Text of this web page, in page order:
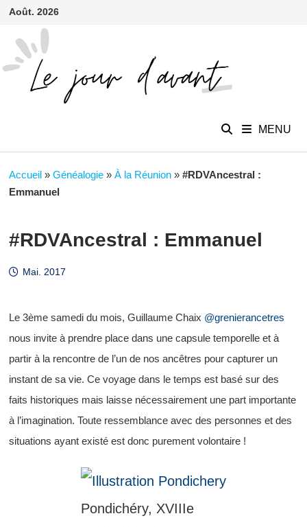
Passer
contenu
Août. 2026
MENU
Accueil» Généalogie» À la Réunion» #RDVAncestral :
Emmanuel
#RDVAncestral : Emmanuel
Mai. 2017
Le 3ème samedi du mois, Guillaume Chaix @grenierancetres
nous invite à prendre place dans une capsule temporelle et à
partir à la rencontre de l’un de nos ancêtres pour capturer un
instant de sa vie. Ce voyage dans le temps est basé sur des
faits historiques mais laisse nécessairement une part importante
à l’imagination. Toute ressemblance avec des personnes et des
situations ayant existé est donc purement volontaire !
Pondichéry, XVIIIe